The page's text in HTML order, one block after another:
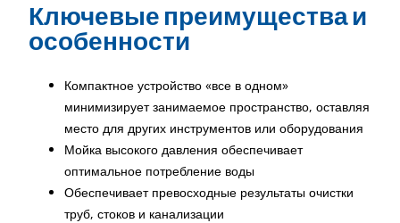
Ключевые преимущества и
особенности
Компактное устройство «все в одном»
минимизирует занимаемое пространство, оставляя
место для других инструментов или оборудования
Мойка высокого давления обеспечивает
оптимальное потребление воды
Обеспечивает превосходные результаты очистки
труб, стоков и канализации